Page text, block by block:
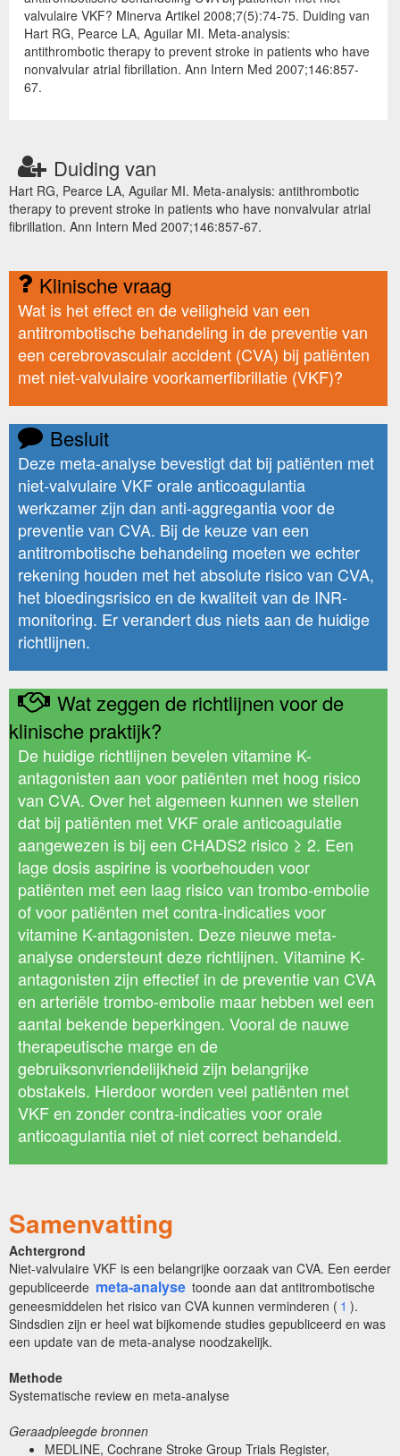
valvulaire VKF? Minerva Artikel 2008;7(5):74-75. Duiding van
Hart RG, Pearce LA, Aguilar MI. Meta-analysis:
antithrombotic therapy to prevent stroke in patients who have
nonvalvular atrial fibrillation. Ann Intern Med 2007;146:857-
67.
Duiding van
Hart RG, Pearce LA, Aguilar MI. Meta-analysis: antithrombotic
therapy to prevent stroke in patients who have nonvalvular atrial
fibrillation. Ann Intern Med 2007;146:857-67.
Klinische vraag
Wat is het effect en de veiligheid van een
antitrombotische behandeling in de preventie van
een cerebrovasculair accident (CVA) bij patiënten
met niet-valvulaire voorkamerfibrillatie (VKF)?
Besluit
Deze meta-analyse bevestigt dat bij patiënten met
niet-valvulaire VKF orale anticoagulantia
werkzamer zijn dan anti-aggregantia voor de
preventie van CVA. Bij de keuze van een
antitrombotische behandeling moeten we echter
rekening houden met het absolute risico van CVA,
het bloedingsrisico en de kwaliteit van de INR-
monitoring. Er verandert dus niets aan de huidige
richtlijnen.
Wat zeggen de richtlijnen voor de
klinische praktijk?
De huidige richtlijnen bevelen vitamine K-
antagonisten aan voor patiënten met hoog risico
van CVA. Over het algemeen kunnen we stellen
dat bij patiënten met VKF orale anticoagulatie
aangewezen is bij een CHADS2 risico ≥ 2. Een
lage dosis aspirine is voorbehouden voor
patiënten met een laag risico van trombo-embolie
of voor patiënten met contra-indicaties voor
vitamine K-antagonisten. Deze nieuwe meta-
analyse ondersteunt deze richtlijnen. Vitamine K-
antagonisten zijn effectief in de preventie van CVA
en arteriële trombo-embolie maar hebben wel een
aantal bekende beperkingen. Vooral de nauwe
therapeutische marge en de
gebruiksonvriendelijkheid zijn belangrijke
obstakels. Hierdoor worden veel patiënten met
VKF en zonder contra-indicaties voor orale
anticoagulantia niet of niet correct behandeld.
Samenvatting
Achtergrond
Niet-valvulaire VKF is een belangrijke oorzaak van CVA. Een eerder
gepubliceerde meta-analyse toonde aan dat antitrombotische
geneesmiddelen het risico van CVA kunnen verminderen ( 1 ).
Sindsdien zijn er heel wat bijkomende studies gepubliceerd en was
een update van de meta-analyse noodzakelijk.
Methode
Systematische review en meta-analyse
Geraadpleegde bronnen
MEDLINE, Cochrane Stroke Group Trials Register,